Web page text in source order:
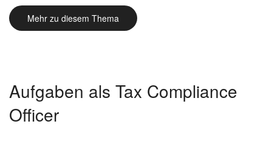
Mehr zu diesem Thema
Aufgaben als Tax Compliance
Officer